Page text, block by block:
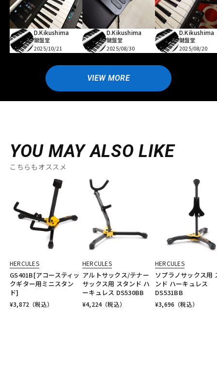
D.Kikushima
鍵盤堂
2025/10/21
D.Kikushima
鍵盤堂
2025/08/30
D.Kikushima
鍵盤堂
2025/08/20
VIEW MORE
YOU MAY ALSO LIKE
こちらもオススメ
HERCULES
GS401B[アコースティッ
クギター用ミニスタン
ド]
¥3,872 （税込）
HERCULES
アルトサックス/テナー
サックス用 スタンド ハ
ーキュレス DS530BB
¥4,224（税込）
HERCULES
ソプラノサックス用
ンド ハーキュレス
DS531BB
¥3,696 （税込）